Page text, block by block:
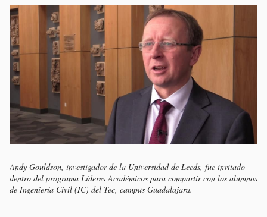
Andy Gouldson, investigador de la Universidad de Leeds, fue invitado
dentro del programa Líderes Académicos para compartir con los alumnos
de Ingeniería Civil (IC) del Tec, campus Guadalajara.